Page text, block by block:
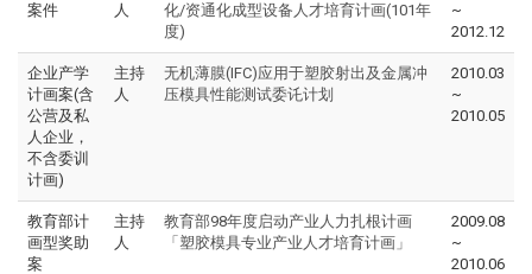
案件
人
化/资通化成型设备人才培育计画(101年
度)
~
2012.12
企业产学
计画案(含
公营及私
人企业，
不含委训
计画)
主持
人
无机薄膜(IFC)应用于塑胶射出及金属冲
压模具性能测试委讬计划
2010.03
~
2010.05
教育部计
画型奖助
案
主持
人
教育部98年度启动产业人力扎根计画
「塑胶模具专业产业人才培育计画」
2009.08
~
2010.06